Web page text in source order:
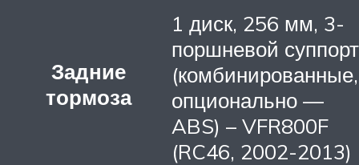
Задние
тормоза
1 диск, 256 мм, 3-
поршневой суппорт
(комбинированные,
опционально —
ABS) – VFR800F
(RC46, 2002-2013)